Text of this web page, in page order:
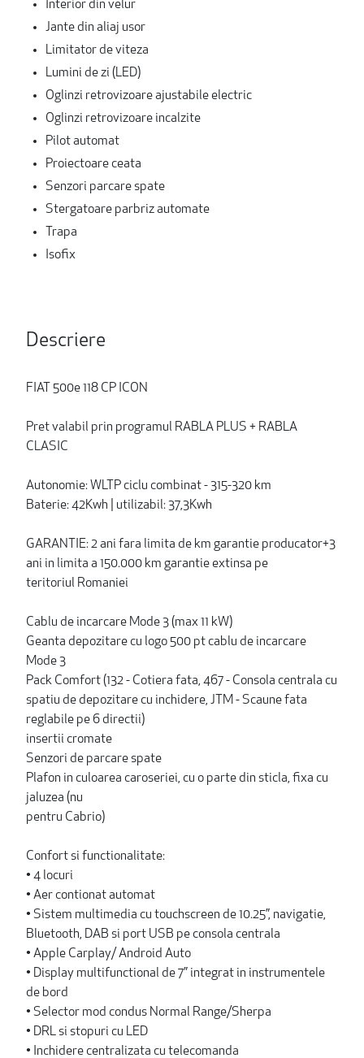
Interior din velur
Jante din aliaj usor
Limitator de viteza
Lumini de zi (LED)
Oglinzi retrovizoare ajustabile electric
Oglinzi retrovizoare incalzite
Pilot automat
Proiectoare ceata
Senzori parcare spate
Stergatoare parbriz automate
Trapa
Isofix
Descriere
FIAT 500e 118 CP ICON
Pret valabil prin programul RABLA PLUS + RABLA
CLASIC
Autonomie: WLTP ciclu combinat - 315-320 km
Baterie: 42Kwh | utilizabil: 37,3Kwh
GARANTIE: 2 ani fara limita de km garantie producator+3
ani in limita a 150.000 km garantie extinsa pe
teritoriul Romaniei
Cablu de incarcare Mode 3 (max 11 kW)
Geanta depozitare cu logo 500 pt cablu de incarcare
Mode 3
Pack Comfort (132 - Cotiera fata, 467 - Consola centrala cu
spatiu de depozitare cu inchidere, JTM - Scaune fata
reglabile pe 6 directii)
insertii cromate
Senzori de parcare spate
Plafon in culoarea caroseriei, cu o parte din sticla, fixa cu
jaluzea (nu
pentru Cabrio)
Confort si functionalitate:
• 4 locuri
• Aer contionat automat
• Sistem multimedia cu touchscreen de 10.25”, navigatie,
Bluetooth, DAB si port USB pe consola centrala
• Apple Carplay/ Android Auto
• Display multifunctional de 7” integrat in instrumentele
de bord
• Selector mod condus Normal Range/Sherpa
• DRL si stopuri cu LED
• Inchidere centralizata cu telecomanda